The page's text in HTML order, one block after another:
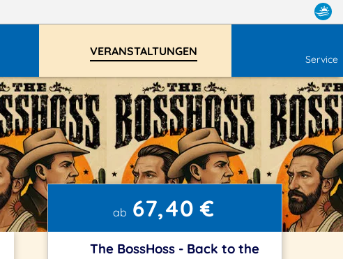
VERANSTALTUNGEN
Service
ab 67,40 €
The BossHoss - Back to the